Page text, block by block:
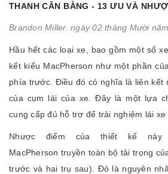
THANH CÂN BẰNG - 13 ƯU VÀ
Brandon Miller. ngày 02 tháng Mười
Hầu hết các loại xe, bao gồm một số
kết kiểu MacPherson như một phần
phía trước. Điều đó có nghĩa là liên kết
của cụm lái của xe. Đây là một lựa
cung cấp đủ hỗ trợ để trải nghiệm lái xe
Nhược điểm của thiết kế
MacPherson truyền toàn bộ tải trọng
trước và hai trụ sau). Đó là nguyên